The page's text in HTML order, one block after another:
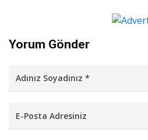
Yorum Gönder